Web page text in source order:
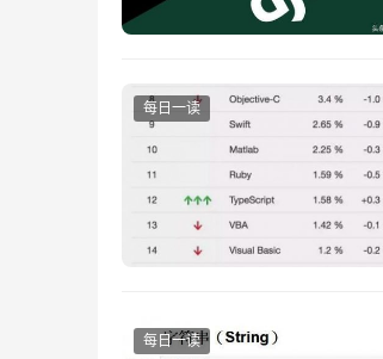
Package 可以为某个目录下
someDir/ main.py
每日一读
每日一读